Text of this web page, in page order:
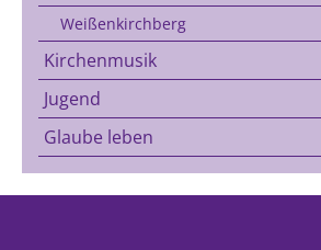
Weißenkirchberg
Kirchenmusik
Jugend
Glaube leben